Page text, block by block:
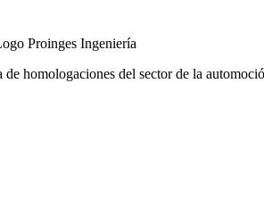
homologaciones del sector de la